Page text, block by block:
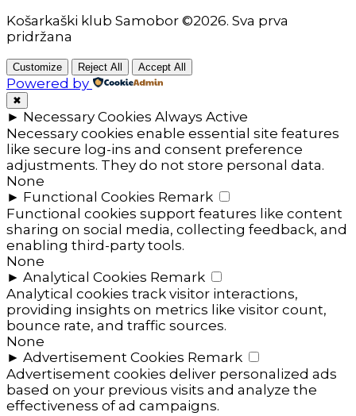
Košarkaški klub Samobor ©2026. Sva prva
pridržana
Customize Reject All Accept All
Powered by
✖
► Necessary Cookies Always Active
Necessary cookies enable essential site features
like secure log-ins and consent preference
adjustments. They do not store personal data.
None
► Functional Cookies Remark
Functional cookies support features like content
sharing on social media, collecting feedback, and
enabling third-party tools.
None
► Analytical Cookies Remark
Analytical cookies track visitor interactions,
providing insights on metrics like visitor count,
bounce rate, and traffic sources.
None
► Advertisement Cookies Remark
Advertisement cookies deliver personalized ads
based on your previous visits and analyze the
effectiveness of ad campaigns.